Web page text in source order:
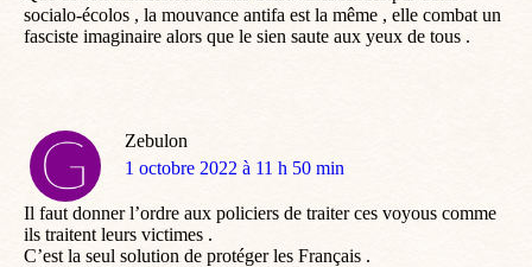
socialo-écolos , la mouvance antifa est la même , elle combat un
fasciste imaginaire alors que le sien saute aux yeux de tous .
Zebulon
dit
1 octobre 2022 à 11 h 50 min
Il faut donner l’ordre aux policiers de traiter ces voyous comme
ils traitent leurs victimes .
C’est la seul solution de protéger les Français .